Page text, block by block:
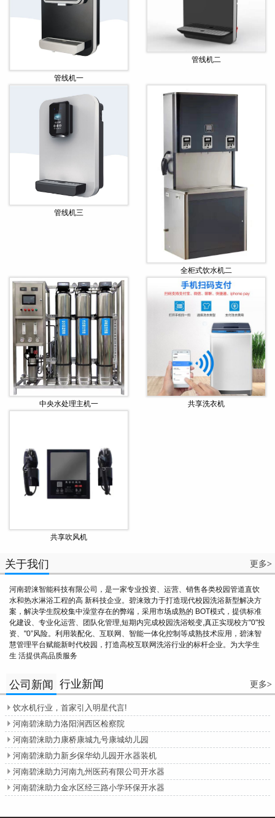
管线机一
管线机二
管线机三
全柜式饮水机二
中央水处理主机一 共享洗衣机
共享吹风机
关于我们 更多>
河南碧涞智能科技有限公司，是一家专业投资、运营、销售各类校园管道直饮
水和热水淋浴工程的高 新科技企业。碧涞致力于打造现代校园洗浴新型解决方
案，解决学生院校集中澡堂存在的弊端，采用市场成熟的 BOT模式，提供标准
化建设、专业化运营、团队化管理,短期内完成校园洗浴蜕变,真正实现校方"0"投
资、"0”风险。利用装配化、互联网、智能一体化控制等成熟技术应用，碧涞智
慧管理平台赋能新时代校园，打造高校互联网洗浴行业的标杆企业。为大学生
生 活提供高品质服务
公司新闻 行业新闻 更多>
 饮水机行业，首家引入明星代言!
 河南碧涞助力洛阳涧西区检察院
 河南碧涞助力康桥康城九号康城幼儿园
 河南碧涞助力新乡保华幼儿园开水器装机
 河南碧涞助力河南九州医药有限公司开水器
 河南碧涞助力金水区经三路小学环保开水器